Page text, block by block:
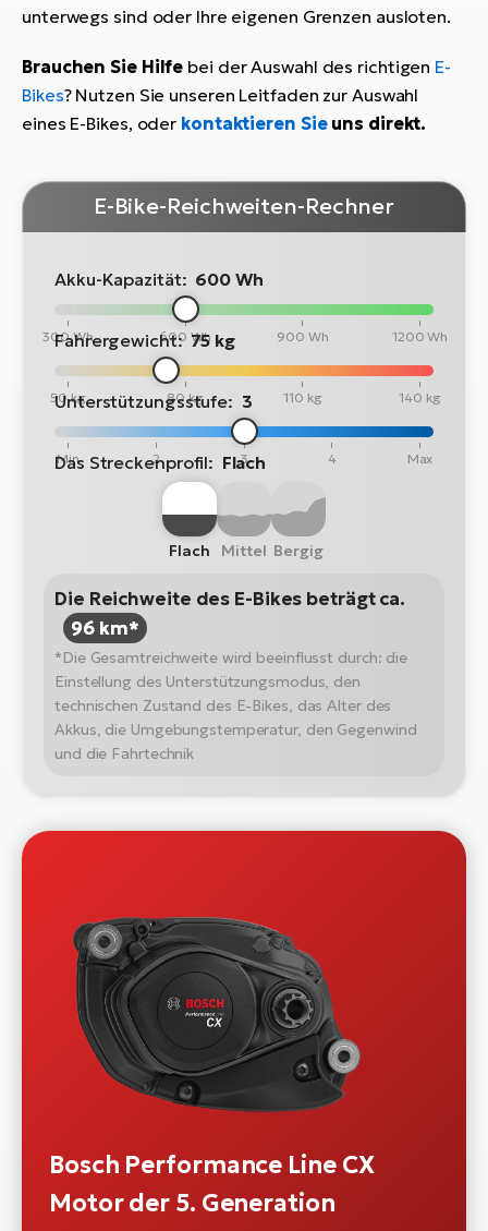
unterwegs sind oder Ihre eigenen Grenzen ausloten.
Brauchen Sie Hilfe bei der Auswahl des richtigen E-
Bikes? Nutzen Sie unseren Leitfaden zur Auswahl
eines E-Bikes, oder kontaktieren Sieuns direkt.
E-Bike-Reichweiten-Rechner
Akku-Kapazität: 600 Wh
300 Wh 600 Wh 900 Wh 1200 Wh
Fahrergewicht: 75 kg
50 kg 80 kg 110 kg 140 kg
Unterstützungsstufe: 3
Min 2 3 4 Max
Das Streckenprofil: Flach
Flach Mittel Bergig
Die Reichweite des E-Bikes beträgt ca.
96 km*
*Die Gesamtreichweite wird beeinflusst durch: die
Einstellung des Unterstützungsmodus, den
technischen Zustand des E-Bikes, das Alter des
Akkus, die Umgebungstemperatur, den Gegenwind
und die Fahrtechnik
Bosch Performance Line CX
Motor der 5. Generation